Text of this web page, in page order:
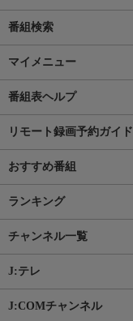
番組検索
マイメニュー
番組表ヘルプ
リモート録画予約ガイド
おすすめ番組
ランキング
チャンネル一覧
J:テレ
J:COMチャンネル